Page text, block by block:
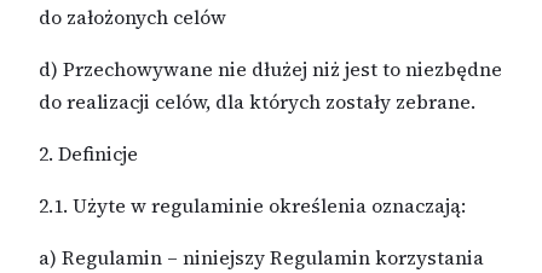
do założonych celów
d) Przechowywane nie dłużej niż jest to niezbędne
do realizacji celów, dla których zostały zebrane.
2. Definicje
2.1. Użyte w regulaminie określenia oznaczają:
a) Regulamin – niniejszy Regulamin korzystania